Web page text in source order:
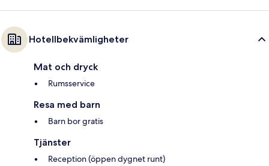
Hotellbekvämligheter
Mat och dryck
Rumsservice
Resa med barn
Barn bor gratis
Tjänster
Reception (öppen dygnet runt)